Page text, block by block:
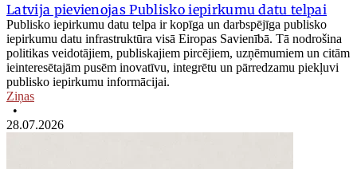
Latvija pievienojas Publisko iepirkumu datu telpai
Publisko iepirkumu datu telpa ir kopīga un darbspējīga publisko
iepirkumu datu infrastruktūra visā Eiropas Savienībā. Tā nodrošina
politikas veidotājiem, publiskajiem pircējiem, uzņēmumiem un citām
ieinteresētajām pusēm inovatīvu, integrētu un pārredzamu piekļuvi
publisko iepirkumu informācijai.
Ziņas
•
28.07.2026